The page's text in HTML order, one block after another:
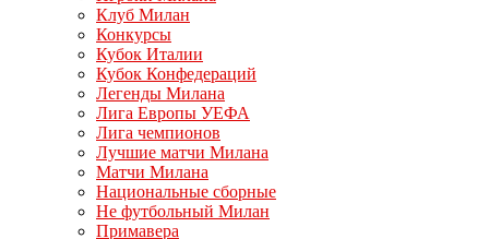
Клуб Милан
Конкурсы
Кубок Италии
Кубок Конфедераций
Легенды Милана
Лига Европы УЕФА
Лига чемпионов
Лучшие матчи Милана
Матчи Милана
Национальные сборные
Не футбольный Милан
Примавера